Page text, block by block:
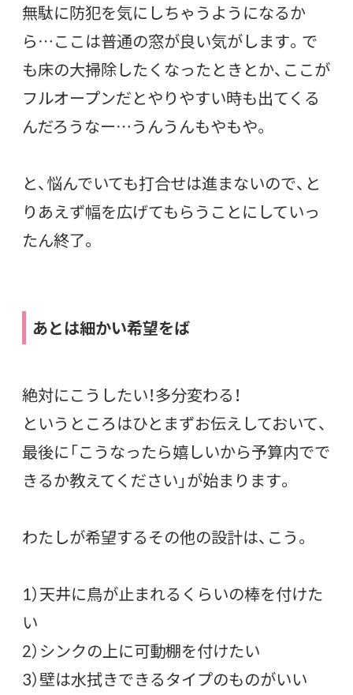
無駄に防犯を気にしちゃうようになるか
ら…ここは普通の窓が良い気がします。で
も床の大掃除したくなったときとか、ここが
フルオープンだとやりやすい時も出てくる
んだろうなー…うんうんもやもや。
と、悩んでいても打合せは進まないので、と
りあえず幅を広げてもらうことにしていっ
たん終了。
あとは細かい希望をば
絶対にこうしたい！多分変わる！
というところはひとまずお伝えしておいて、
最後に「こうなったら嬉しいから予算内でで
きるか教えてください」が始まります。
わたしが希望するその他の設計は、こう。
1）天井に鳥が止まれるくらいの棒を付けた
い
2）シンクの上に可動棚を付けたい
3）壁は水拭きできるタイプのものがいい